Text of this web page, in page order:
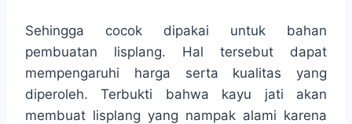
Sehingga cocok dipakai untuk bahan
pembuatan lisplang. Hal tersebut dapat
mempengaruhi harga serta kualitas yang
diperoleh. Terbukti bahwa kayu jati akan
membuat lisplang yang nampak alami karena